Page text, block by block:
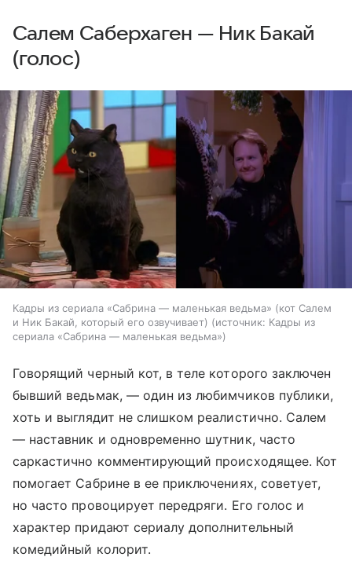
Салем Саберхаген — Ник Бакай
(голос)
Кадры из сериала «Сабрина — маленькая ведьма» (кот Салем
и Ник Бакай, который его озвучивает)
источник: Кадры из
сериала «Сабрина — маленькая ведьма»
Говорящий черный кот, в теле которого заключен
бывший ведьмак, — один из любимчиков публики,
хоть и выглядит не слишком реалистично. Салем
— наставник и одновременно шутник, часто
саркастично комментирующий происходящее. Кот
помогает Сабрине в ее приключениях, советует,
но часто провоцирует передряги. Его голос и
характер придают сериалу дополнительный
комедийный колорит.